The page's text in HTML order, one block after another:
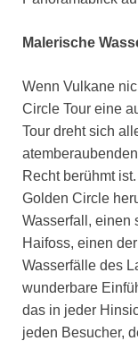
Malerische
Wenn Vulkane
Circle Tour eine
Tour dreht sich
Recht berühmt
Golden Circle
Wasserfall, einen
Haifoss, einen
Wasserfälle des
wunderbare
das in jeder
jeden Besucher,